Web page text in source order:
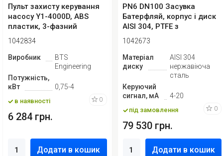
Пульт захисту керування
насосу Y1-4000D, ABS
пластик, 3-фазний
380В-415В, 0,7...
1042834
Виробник
BTS
Engineering
Потужність,
кВт
0,75-4
в наявності 0
6 284 грн.
Додати в кошик
PN6 DN100 Засувка
Батерфляй, корпус і диск
AISI 304, PTFE з
пневмоприводом Ex...
1042673
Матеріал
диску
AISI 304
нержавіюча
сталь
Керуючий
сигнал, мА
4-20
під замовлення 0
79 530 грн.
Додати в кошик